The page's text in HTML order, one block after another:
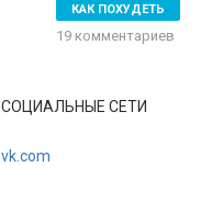
КАК ПОХУДЕТЬ
19 комментариев
СОЦИАЛЬНЫЕ СЕТИ
vk.com